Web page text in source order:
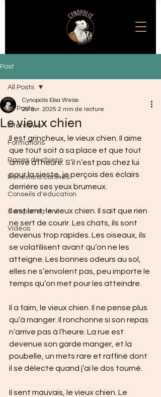
Post
All Posts
Interviews
Formations
Races de chiens
Réflexions canines
Conseils d'éducation
Comportement
Vidéos
All Posts
Le vieux chien
Cynopolis Elsa Weiss
20 avr. 2025 2 min de lecture
Il est grincheux, le vieux chien. Il aime
que tout soit à sa place et que tout
arrive à l’heure. S’il n’est pas chez lui
pour la sieste, je perçois des éclairs
derrière ses yeux brumeux.
Il est lent, le vieux chien. Il sait que rien
ne sert de courir. Les chats, ils sont
devenus trop rapides. Les oiseaux, ils
se volatilisent avant qu’on ne les
atteigne. Les bonnes odeurs au sol,
elles ne s’envolent pas, peu importe le
temps qu’on met pour les atteindre.
Il a faim, le vieux chien. Il ne pense plus
qu’à manger. Il ronchonne si son repas
n’arrive pas à l’heure. La rue est
devenue son garde manger, et la
poubelle, un mets rare et raffiné dont
il se délecte quand j’ai le dos tourné.
Il sent mauvais, le vieux chien. Le